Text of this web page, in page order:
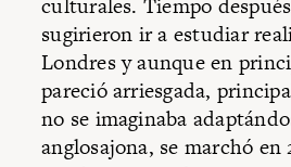
culturales. Tiempo
sugirieron ir a estudiar
Londres y aunque en
pareció arriesgada,
no se imaginaba
anglosajona, se marchó